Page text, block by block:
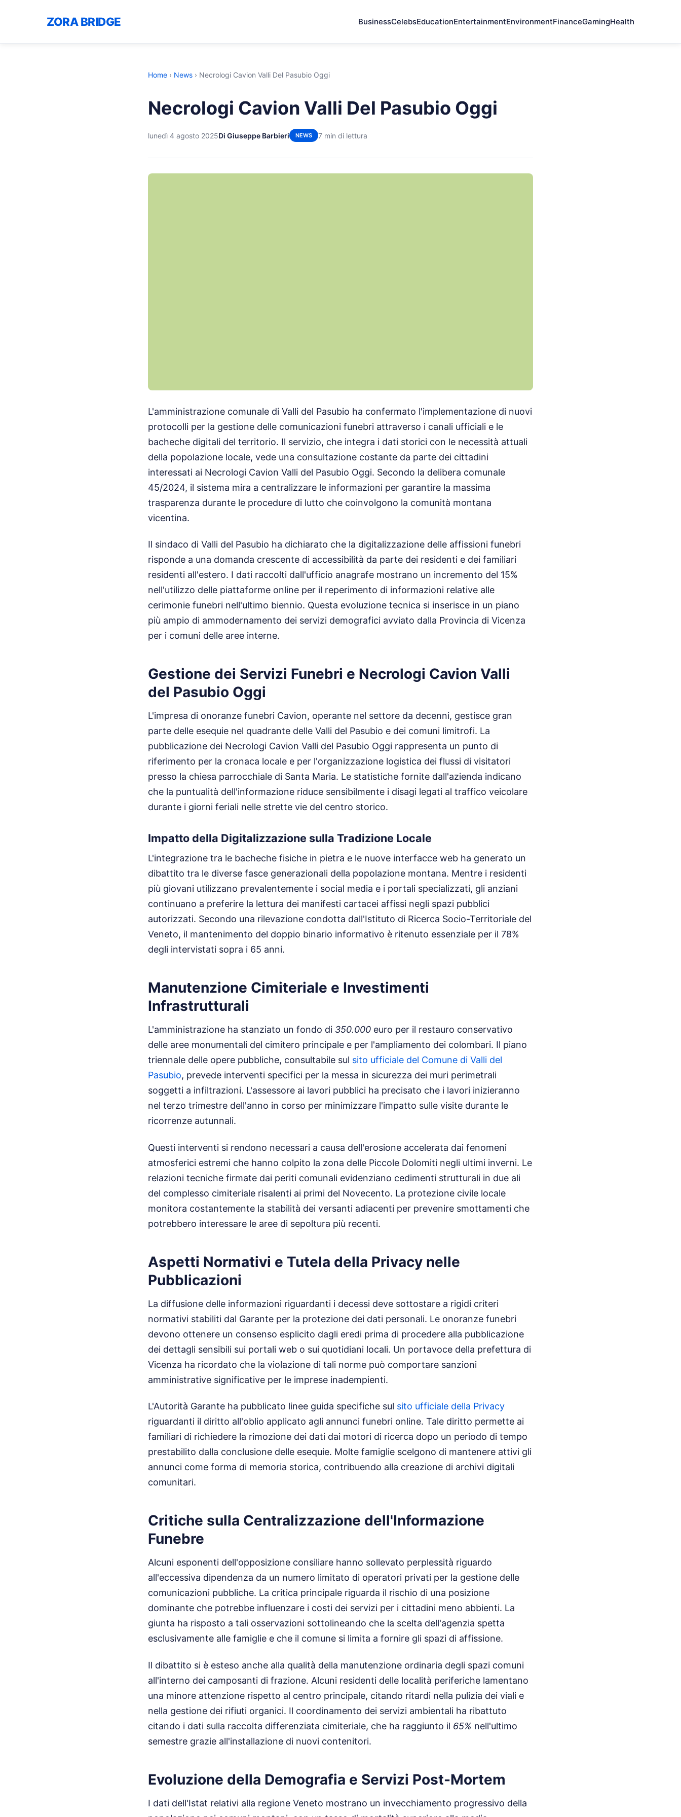
ZORA BRIDGE BusinessCelebsEducationEntertainmentEnvironmentFinanceGamingHealth
Home › News › Necrologi Cavion Valli Del Pasubio Oggi
Necrologi Cavion Valli Del Pasubio Oggi
lunedì 4 agosto 2025Di Giuseppe Barbieri NEWS 7 min di lettura
L'amministrazione comunale di Valli del Pasubio ha confermato l'implementazione di nuovi
protocolli per la gestione delle comunicazioni funebri attraverso i canali ufficiali e le
bacheche digitali del territorio. Il servizio, che integra i dati storici con le necessità attuali
della popolazione locale, vede una consultazione costante da parte dei cittadini
interessati ai Necrologi Cavion Valli del Pasubio Oggi. Secondo la delibera comunale
45/2024, il sistema mira a centralizzare le informazioni per garantire la massima
trasparenza durante le procedure di lutto che coinvolgono la comunità montana
vicentina.
Il sindaco di Valli del Pasubio ha dichiarato che la digitalizzazione delle affissioni funebri
risponde a una domanda crescente di accessibilità da parte dei residenti e dei familiari
residenti all'estero. I dati raccolti dall'ufficio anagrafe mostrano un incremento del 15%
nell'utilizzo delle piattaforme online per il reperimento di informazioni relative alle
cerimonie funebri nell'ultimo biennio. Questa evoluzione tecnica si inserisce in un piano
più ampio di ammodernamento dei servizi demografici avviato dalla Provincia di Vicenza
per i comuni delle aree interne.
Gestione dei Servizi Funebri e Necrologi Cavion Valli
del Pasubio Oggi
L'impresa di onoranze funebri Cavion, operante nel settore da decenni, gestisce gran
parte delle esequie nel quadrante delle Valli del Pasubio e dei comuni limitrofi. La
pubblicazione dei Necrologi Cavion Valli del Pasubio Oggi rappresenta un punto di
riferimento per la cronaca locale e per l'organizzazione logistica dei flussi di visitatori
presso la chiesa parrocchiale di Santa Maria. Le statistiche fornite dall'azienda indicano
che la puntualità dell'informazione riduce sensibilmente i disagi legati al traffico veicolare
durante i giorni feriali nelle strette vie del centro storico.
Impatto della Digitalizzazione sulla Tradizione Locale
L'integrazione tra le bacheche fisiche in pietra e le nuove interfacce web ha generato un
dibattito tra le diverse fasce generazionali della popolazione montana. Mentre i residenti
più giovani utilizzano prevalentemente i social media e i portali specializzati, gli anziani
continuano a preferire la lettura dei manifesti cartacei affissi negli spazi pubblici
autorizzati. Secondo una rilevazione condotta dall'Istituto di Ricerca Socio-Territoriale del
Veneto, il mantenimento del doppio binario informativo è ritenuto essenziale per il 78%
degli intervistati sopra i 65 anni.
Manutenzione Cimiteriale e Investimenti
Infrastrutturali
L'amministrazione ha stanziato un fondo di 350.000 euro per il restauro conservativo
delle aree monumentali del cimitero principale e per l'ampliamento dei colombari. Il piano
triennale delle opere pubbliche, consultabile sul sito ufficiale del Comune di Valli del
Pasubio, prevede interventi specifici per la messa in sicurezza dei muri perimetrali
soggetti a infiltrazioni. L'assessore ai lavori pubblici ha precisato che i lavori inizieranno
nel terzo trimestre dell'anno in corso per minimizzare l'impatto sulle visite durante le
ricorrenze autunnali.
Questi interventi si rendono necessari a causa dell'erosione accelerata dai fenomeni
atmosferici estremi che hanno colpito la zona delle Piccole Dolomiti negli ultimi inverni. Le
relazioni tecniche firmate dai periti comunali evidenziano cedimenti strutturali in due ali
del complesso cimiteriale risalenti ai primi del Novecento. La protezione civile locale
monitora costantemente la stabilità dei versanti adiacenti per prevenire smottamenti che
potrebbero interessare le aree di sepoltura più recenti.
Aspetti Normativi e Tutela della Privacy nelle
Pubblicazioni
La diffusione delle informazioni riguardanti i decessi deve sottostare a rigidi criteri
normativi stabiliti dal Garante per la protezione dei dati personali. Le onoranze funebri
devono ottenere un consenso esplicito dagli eredi prima di procedere alla pubblicazione
dei dettagli sensibili sui portali web o sui quotidiani locali. Un portavoce della prefettura di
Vicenza ha ricordato che la violazione di tali norme può comportare sanzioni
amministrative significative per le imprese inadempienti.
L'Autorità Garante ha pubblicato linee guida specifiche sul sito ufficiale della Privacy
riguardanti il diritto all'oblio applicato agli annunci funebri online. Tale diritto permette ai
familiari di richiedere la rimozione dei dati dai motori di ricerca dopo un periodo di tempo
prestabilito dalla conclusione delle esequie. Molte famiglie scelgono di mantenere attivi gli
annunci come forma di memoria storica, contribuendo alla creazione di archivi digitali
comunitari.
Critiche sulla Centralizzazione dell'Informazione
Funebre
Alcuni esponenti dell'opposizione consiliare hanno sollevato perplessità riguardo
all'eccessiva dipendenza da un numero limitato di operatori privati per la gestione delle
comunicazioni pubbliche. La critica principale riguarda il rischio di una posizione
dominante che potrebbe influenzare i costi dei servizi per i cittadini meno abbienti. La
giunta ha risposto a tali osservazioni sottolineando che la scelta dell'agenzia spetta
esclusivamente alle famiglie e che il comune si limita a fornire gli spazi di affissione.
Il dibattito si è esteso anche alla qualità della manutenzione ordinaria degli spazi comuni
all'interno dei camposanti di frazione. Alcuni residenti delle località periferiche lamentano
una minore attenzione rispetto al centro principale, citando ritardi nella pulizia dei viali e
nella gestione dei rifiuti organici. Il coordinamento dei servizi ambientali ha ribattuto
citando i dati sulla raccolta differenziata cimiteriale, che ha raggiunto il 65% nell'ultimo
semestre grazie all'installazione di nuovi contenitori.
Evoluzione della Demografia e Servizi Post-Mortem
I dati dell'Istat relativi alla regione Veneto mostrano un invecchiamento progressivo della